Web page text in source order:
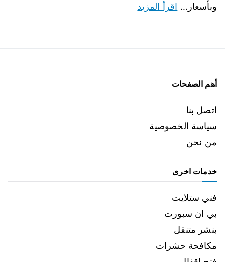
وبأسعار… اقرأ المزيد
أهم الصفحات
اتصل بنا
سياسة الخصوصية
من نحن
خدمات اخرى
فني ستلايت
بي ان سبورت
بنشر متنقل
مكافحة حشرات